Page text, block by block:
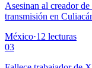
Asesinan al creador
transmisión en
México·12 lecturas
03